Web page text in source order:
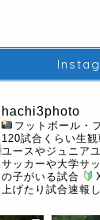
hachi3photo
フットボール・
120試合くらい生観
ユースやジュニア
サッカーや大学サ
の子がいる試合
上げたり試合速報し